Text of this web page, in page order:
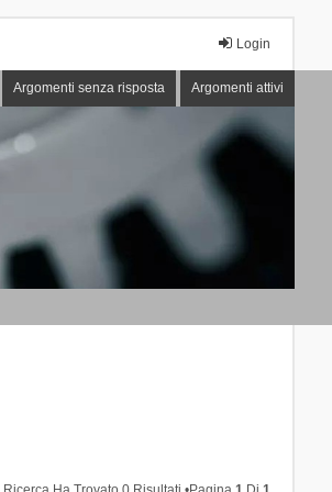
Login
Argomenti senza risposta Argomenti attivi